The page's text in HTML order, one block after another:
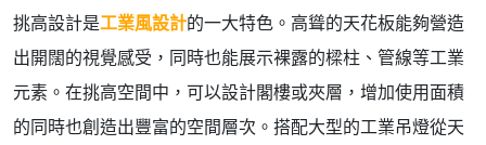
挑高設計是工業風設計的一大特色。高聳的天花板能夠營造
出開闊的視覺感受，同時也能展示裸露的樑柱、管線等工業
元素。在挑高空間中，可以設計閣樓或夾層，增加使用面積
的同時也創造出豐富的空間層次。搭配大型的工業吊燈從天